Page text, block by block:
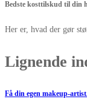
Bedste kosttilskud til din
Her er, hvad der gør
Lignende
Få din egen makeup-